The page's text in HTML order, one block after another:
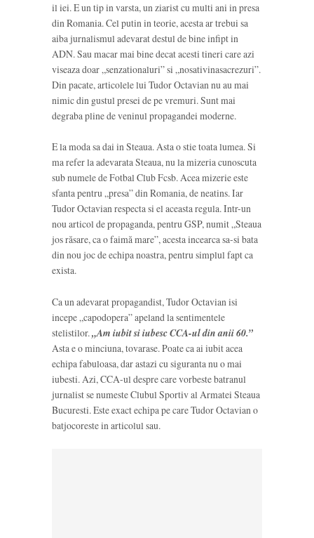
il iei. E un tip in varsta, un ziarist cu multi ani in presa
din Romania. Cel putin in teorie, acesta ar trebui sa
aiba jurnalismul adevarat destul de bine infipt in
ADN. Sau macar mai bine decat acesti tineri care azi
viseaza doar „senzationaluri” si „nosativinasacrezuri”.
Din pacate, articolele lui Tudor Octavian nu au mai
nimic din gustul presei de pe vremuri. Sunt mai
degraba pline de veninul propagandei moderne.
E la moda sa dai in Steaua. Asta o stie toata lumea. Si
ma refer la adevarata Steaua, nu la mizeria cunoscuta
sub numele de Fotbal Club Fcsb. Acea mizerie este
sfanta pentru „presa” din Romania, de neatins. Iar
Tudor Octavian respecta si el aceasta regula. Intr-un
nou articol de propaganda, pentru GSP, numit „Steaua
jos răsare, ca o faimă mare”, acesta incearca sa-si bata
din nou joc de echipa noastra, pentru simplul fapt ca
exista.
Ca un adevarat propagandist, Tudor Octavian isi
incepe „capodopera” apeland la sentimentele
stelistilor. „Am iubit si iubesc CCA-ul din anii 60.”
Asta e o minciuna, tovarase. Poate ca ai iubit acea
echipa fabuloasa, dar astazi cu siguranta nu o mai
iubesti. Azi, CCA-ul despre care vorbeste batranul
jurnalist se numeste Clubul Sportiv al Armatei Steaua
Bucuresti. Este exact echipa pe care Tudor Octavian o
batjocoreste in articolul sau.